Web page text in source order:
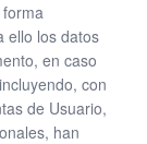
ello los datos
en caso
con
de Usuario,
han